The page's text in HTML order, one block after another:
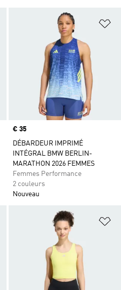
Ajouter à la Liste de produits
Prix
€ 35
DÉBARDEUR IMPRIMÉ
INTÉGRAL BMW BERLIN-
MARATHON 2026 FEMMES
Femmes Performance
2 couleurs
Nouveau
Ajouter à la Liste de produits